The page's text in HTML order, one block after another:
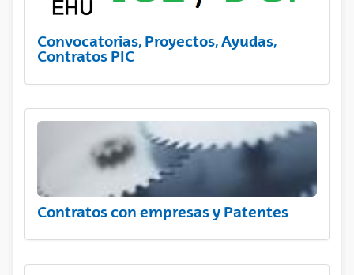
Convocatorias, Proyectos, Ayudas,
Contratos PIC
Contratos con empresas y Patentes